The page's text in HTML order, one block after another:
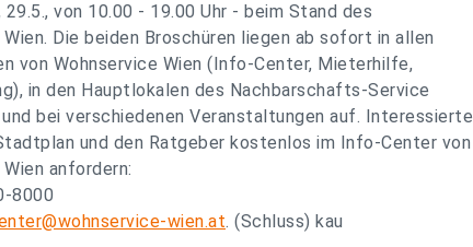
29.5., von 10.00 - 19.00 Uhr - beim Stand des
Die beiden Broschüren liegen ab sofort in allen
von Wohnservice Wien (Info-Center, Mieterhilfe,
in den Hauptlokalen des Nachbarschafts-Service
bei verschiedenen Veranstaltungen auf. Interessierte
und den Ratgeber kostenlos im Info-Center von
anfordern:
8000
wien.at. (Schluss) kau